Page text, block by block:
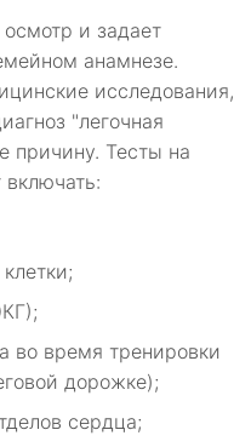
и задает
анамнезе.
исследования,
"легочная
причину. Тесты на
во время тренировки
дорожке);
сердца;